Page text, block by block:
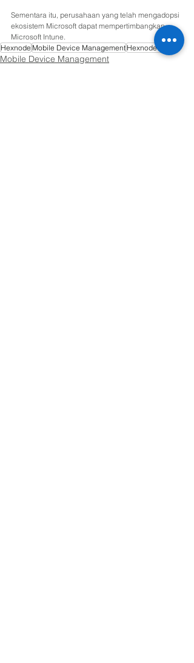
Sementara itu, perusahaan yang telah mengadopsi
ekosistem Microsoft dapat mempertimbangkan
Microsoft Intune.
Hexnode Mobile Device Management Hexnode MDM
Mobile Device Management